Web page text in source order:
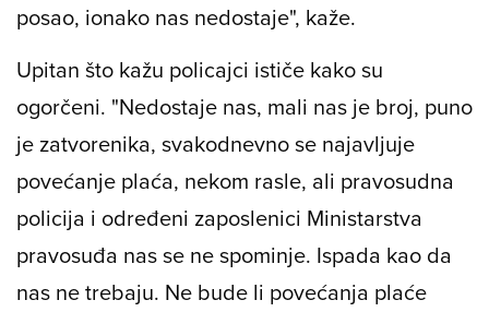
posao, ionako nas nedostaje", kaže.
Upitan što kažu policajci ističe kako su
ogorčeni. "Nedostaje nas, mali nas je broj, puno
je zatvorenika, svakodnevno se najavljuje
povećanje plaća, nekom rasle, ali pravosudna
policija i određeni zaposlenici Ministarstva
pravosuđa nas se ne spominje. Ispada kao da
nas ne trebaju. Ne bude li povećanja plaće